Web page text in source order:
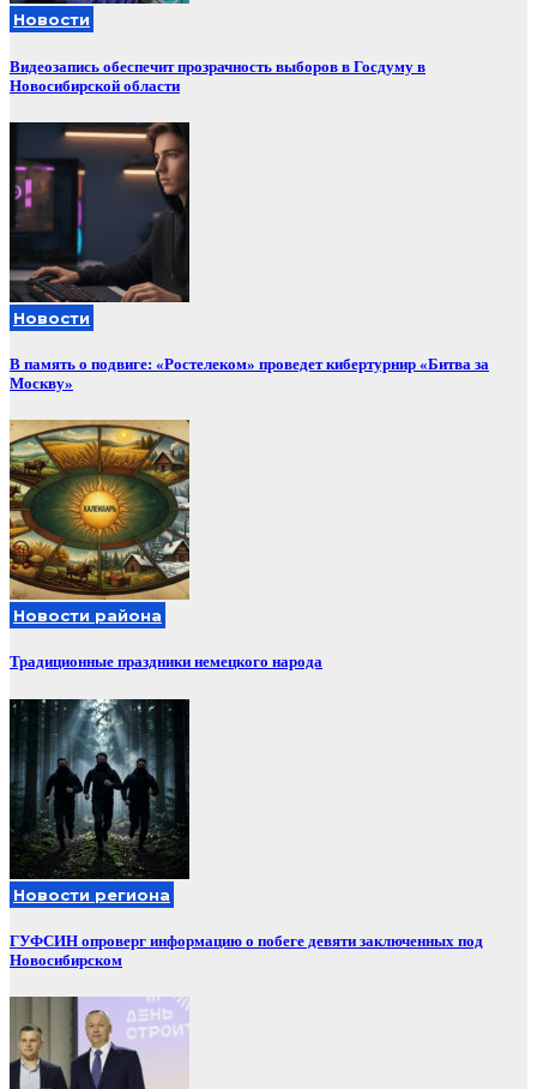
Новости
Видеозапись обеспечит прозрачность выборов в Госдуму в
Новосибирской области
Новости
В память о подвиге: «Ростелеком» проведет кибертурнир «Битва за
Москву»
Новости района
Традиционные праздники немецкого народа
Новости региона
ГУФСИН опроверг информацию о побеге девяти заключенных под
Новосибирском